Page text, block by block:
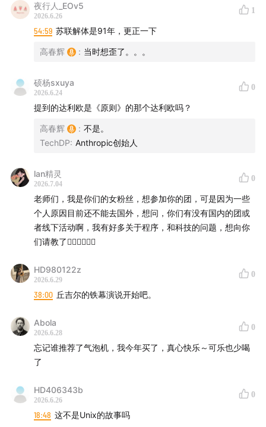
【联系我们】
希望大家在听友群和评论区多多反馈收听感受，这对我们
dao160301，加入听友群。
【关于「科技乱炖」】
由多名资深从业者主持的科技点评播客，以实际工作中积
独到、深刻的独家观点。
【关于「津津乐道播客网络」】
在一派纷繁芜杂里，我们为愉悦双耳而生。科技、教育、
拒绝空泛浮夸。与专业且有趣的人携手缔造清流，分享经
历，传播体验，厘清世界与你的关系。
肆| 厂长来了
收听平台
苹果播客 | 小宇宙App | Spotify | 喜马拉雅 | 网易云音乐
| QQ音乐 | 微信听书 | 荔枝FM | 央广云听 | 听听FM |
Sure竖耳App | Bilibili | YouTube
夜行人_EOv5
2026.6.26
1
54:59 苏联解体是91年，更正一下
高春辉 : 当时想歪了。。。
硕杨sxuya
2026.6.24
0
提到的达利欧是《原则》的那个达利欧吗？
高春辉 : 不是。
TechDP: Anthropic创始人
lan精灵
2026.7.04
0
老师们，我是你们的女粉丝，想参加你的团，可是因为一些
个人原因目前还不能去国外，想问，你们有没有国内的团或
者线下活动啊，我有好多关于程序，和科技的问题，想向你
们请教了🙋‍♀️🙋‍♀️🙋‍♀️
HD980122z
2026.6.29
0
38:00 丘吉尔的铁幕演说开始吧。
Abola
2026.6.28
0
忘记谁推荐了气泡机，我今年买了，真心快乐～可乐也少喝
了
HD406343b
2026.6.26
0
18:48 这不是Unix的故事吗